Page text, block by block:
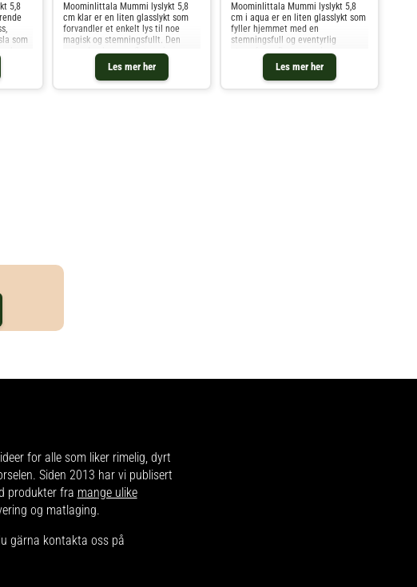
5,8
som
lar
Les mer her
MoominIittala Mummi lyslykt 5,8
cm klar er en liten glasslykt som
forvandler et enkelt lys til noe
magisk og stemningsfullt. Den
pregede glassoverflaten viser
Tufsla og Vifsla som løper mellom
kvister i en mystisk skog, og det
klare glasset slipper l
Les mer her
MoominIittala Mummi lyslykt 5,8
cm i aqua er en liten glasslykt som
fyller hjemmet med en
stemningsfull og eventyrlig
atmosfære. Den pregede
glassoverflaten viser Tufsla og
Vifsla mens de løper mellom
kvister i en mystisk skog, og lar
for alle som liker rimelig, dyrt
Siden 2013 har vi publisert
produkter fra mange ulike
og matlaging.
gärna kontakta oss på